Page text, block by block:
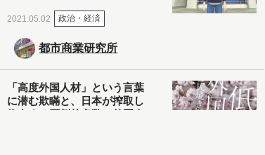
2021.05.02 政治・経済
都市商業研究所
「高度外国人材」という言葉
に潜む欺瞞と、日本が搾取し
依存する圧倒的多数の外国人